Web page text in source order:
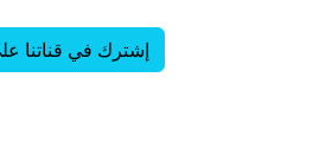
إشترك في قناتنا